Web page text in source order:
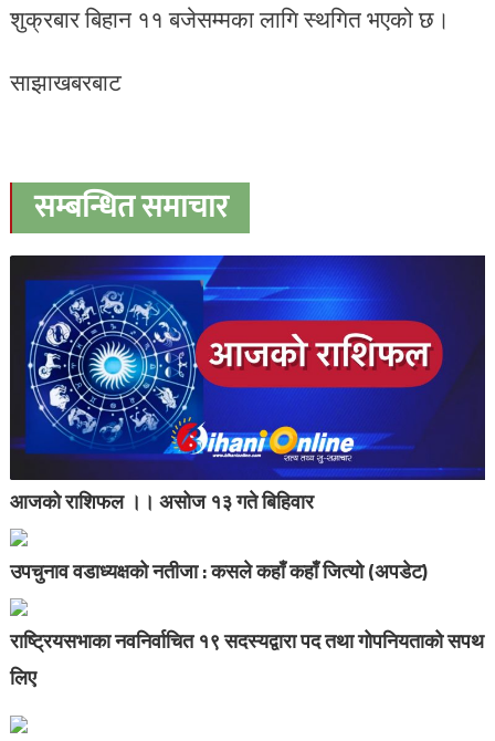
शुक्रबार बिहान ११ बजेसम्मका लागि स्थगित भएको छ।
साझाखबरबाट
सम्बन्धित समाचार
आजको राशिफल ।। असोज १३ गते बिहिवार
उपचुनाव वडाध्यक्षको नतीजा : कसले कहाँ कहाँ जित्यो (अपडेट)
राष्ट्रियसभाका नवनिर्वाचित १९ सदस्यद्वारा पद तथा गोपनियताको सपथ
लिए